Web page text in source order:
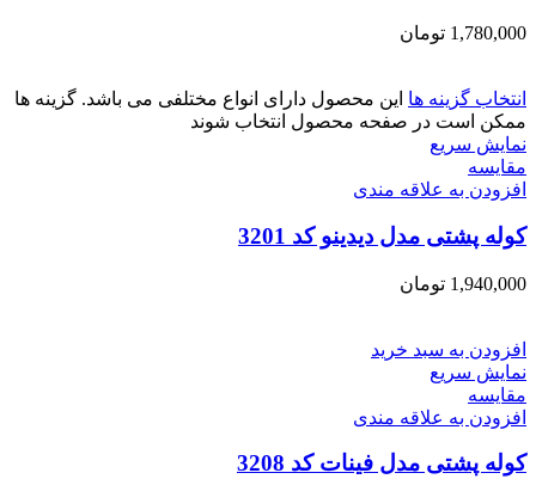
1,780,000 تومان
انتخاب گزینه ها این محصول دارای انواع مختلفی می باشد. گزینه ها
ممکن است در صفحه محصول انتخاب شوند
نمایش سریع
مقايسه
افزودن به علاقه مندی
کوله پشتی مدل دیدینو کد 3201
1,940,000 تومان
افزودن به سبد خرید
نمایش سریع
مقايسه
افزودن به علاقه مندی
کوله پشتی مدل فینات کد 3208